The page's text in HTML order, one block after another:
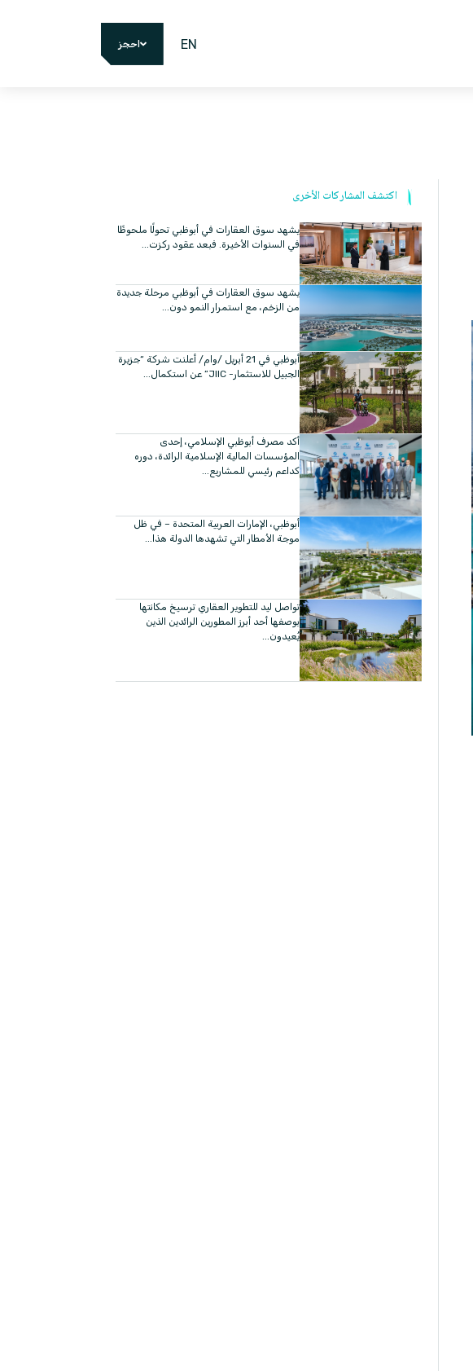
EN احجز
اكتشف المشاركات الأخرى
يشهد سوق العقارات في أبوظبي تحولًا ملحوظًا
في السنوات الأخيرة. فبعد عقود ركزت...
يشهد سوق العقارات في أبوظبي مرحلة جديدة
من الزخم، مع استمرار النمو دون...
أبوظبي في 21 أبريل /وام/ أعلنت شركة “جزيرة
الجبيل للاستثمار- JIIC” عن استكمال...
أكد مصرف أبوظبي الإسلامي، إحدى
المؤسسات المالية الإسلامية الرائدة، دوره
كداعم رئيسي للمشاريع...
أبوظبي، الإمارات العربية المتحدة – في ظل
موجة الأمطار التي تشهدها الدولة هذا...
تواصل ليد للتطوير العقاري ترسيخ مكانتها
بوصفها أحد أبرز المطورين الرائدين الذين
يُعيدون...